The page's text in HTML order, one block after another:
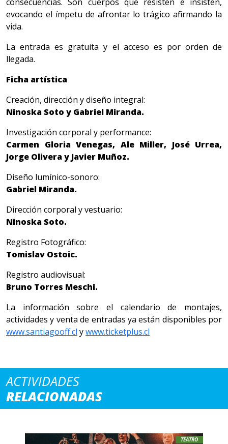
evocando el ímpetu de afrontar lo trágico afirmando la
vida.
La entrada es gratuita y el acceso es por orden de
llegada.
Ficha artística
Creación, dirección y diseño integral:
Ninoska Soto y Gabriel Miranda.
Investigación corporal y performance:
Carmen Gloria Venegas, Ale Miller, José Urrea,
Jorge Olivera y Javier Muñoz.
Diseño lumínico-sonoro:
Gabriel Miranda.
Dirección corporal y vestuario:
Ninoska Soto.
Registro Fotográfico:
Tomislav Ostoic.
Registro audiovisual:
Bruno Torres Meschi.
La información sobre el calendario de montajes,
actividades y venta de entradas ya están disponibles por
www.santiagooff.cl ywww.ticketplus.cl
ACTIVIDADES
RELACIONADAS
TEATRO